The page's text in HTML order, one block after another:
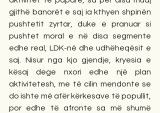
gjithë banorët e saj ia kthyen shpinën
pushtetit zyrtar, duke e pranuar si
pushtet moral e në disa segmente
edhe real, LDK-në dhe udhëheqësit e
saj. Nisur nga kjo gjendje, kryesia e
kësaj dege nxori edhe një plan
aktivitetesh, me të cilin mendonte se
do ishte më afër kërkesave të popullit,
por edhe të afronte sa më shumë